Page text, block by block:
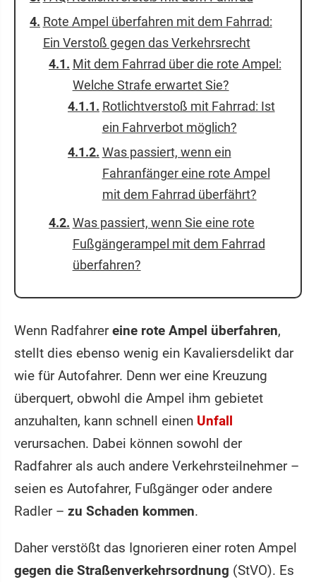
Rote Ampel überfahren mit dem Fahrrad:
Ein Verstoß gegen das Verkehrsrecht
Mit dem Fahrrad über die rote Ampel:
Welche Strafe erwartet Sie?
Rotlichtverstoß mit Fahrrad: Ist
ein Fahrverbot möglich?
Was passiert, wenn ein
Fahranfänger eine rote Ampel
mit dem Fahrrad überfährt?
Was passiert, wenn Sie eine rote
Fußgängerampel mit dem Fahrrad
überfahren?
Wenn Radfahrereine rote Ampel überfahren,
stellt dies ebenso wenig ein Kavaliersdelikt dar
wie für Autofahrer. Denn wer eine Kreuzung
überquert, obwohl die Ampel ihm gebietet
anzuhalten, kann schnell einen Unfall
verursachen. Dabei können sowohl der
Radfahrer als auch andere Verkehrsteilnehmer –
seien es Autofahrer, Fußgänger oder andere
Radler – zu Schaden kommen.
Daher verstößt das Ignorieren einer roten Ampel
gegen die Straßenverkehrsordnung (StVO). Es